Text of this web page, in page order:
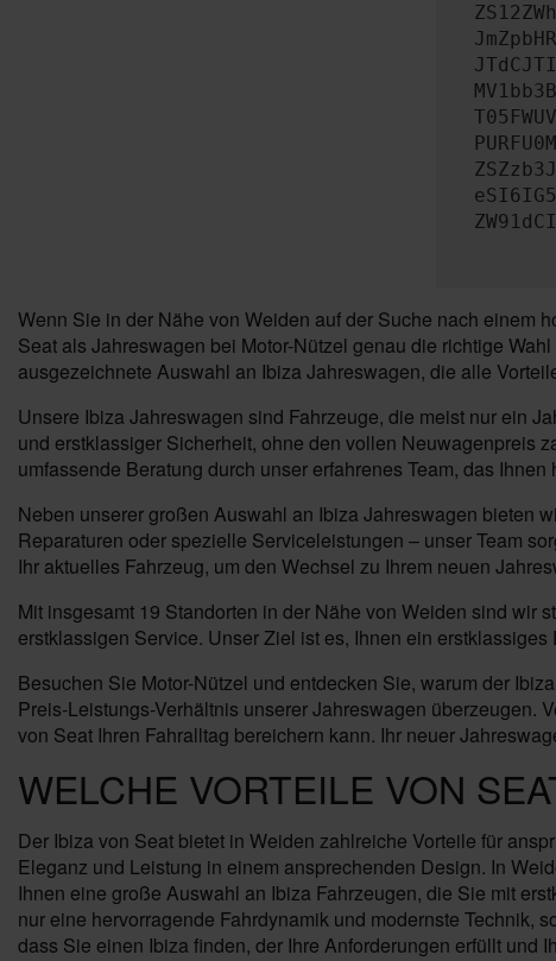
Wenn Sie in der Nähe von Weiden auf der Suche nach einem
Seat als Jahreswagen bei Motor-Nützel genau die richtige
ausgezeichnete Auswahl an Ibiza Jahreswagen, die alle
Unsere Ibiza Jahreswagen sind Fahrzeuge, die meist nur ein
und erstklassiger Sicherheit, ohne den vollen Neuwagenpreis
umfassende Beratung durch unser erfahrenes Team, das
Neben unserer großen Auswahl an Ibiza Jahreswagen bieten
Reparaturen oder spezielle Serviceleistungen – unser Team
Ihr aktuelles Fahrzeug, um den Wechsel zu Ihrem neuen
Mit insgesamt 19 Standorten in der Nähe von Weiden sind wir
erstklassigen Service. Unser Ziel ist es, Ihnen ein
Besuchen Sie Motor-Nützel und entdecken Sie, warum der
Preis-Leistungs-Verhältnis unserer Jahreswagen überzeugen.
von Seat Ihren Fahralltag bereichern kann. Ihr neuer
WELCHE VORTEILE VON
Der Ibiza von Seat bietet in Weiden zahlreiche Vorteile für
Eleganz und Leistung in einem ansprechenden Design. In
Ihnen eine große Auswahl an Ibiza Fahrzeugen, die Sie mit
nur eine hervorragende Fahrdynamik und modernste Technik,
dass Sie einen Ibiza finden, der Ihre Anforderungen erfüllt und